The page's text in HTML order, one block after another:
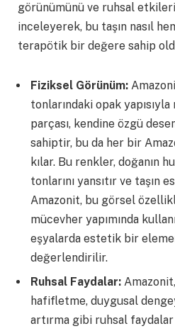
görünümünü ve ruhsal
inceleyerek, bu taşın nasıl
terapötik bir değere sahip
Fiziksel Görünüm:
tonlarındaki opak
parçası, kendine özgü
sahiptir, bu da her bir
kılar. Bu renkler, doğanın
tonlarını yansıtır ve taşın
Amazonit, bu görsel
mücevher yapımında
eşyalarda estetik bir
değerlendirilir.
Ruhsal Faydalar:
hafifletme, duygusal
artırma gibi ruhsal faydalar